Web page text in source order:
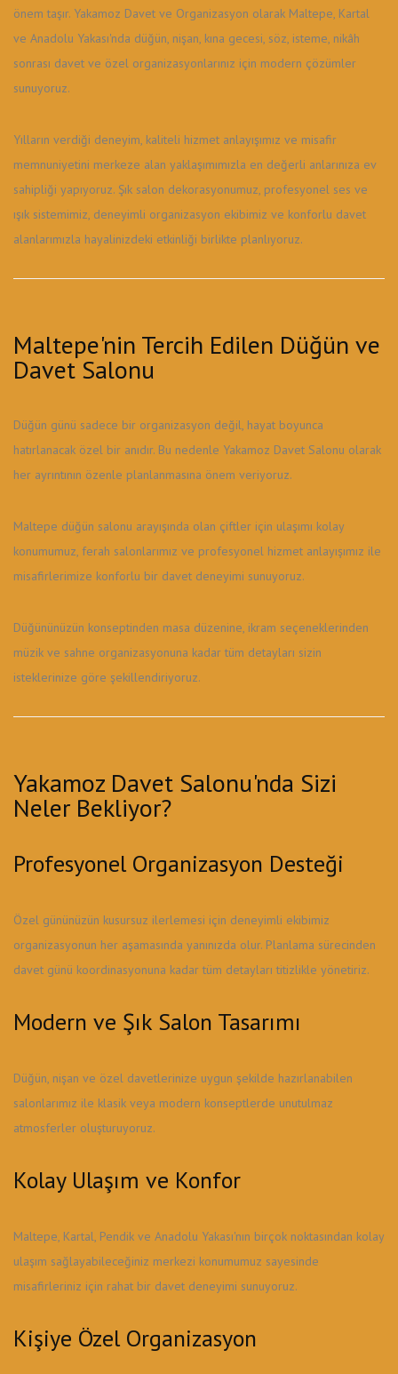
önem taşır. Yakamoz Davet ve Organizasyon olarak Maltepe, Kartal
ve Anadolu Yakası'nda düğün, nişan, kına gecesi, söz, isteme, nikâh
sonrası davet ve özel organizasyonlarınız için modern çözümler
sunuyoruz.
Yılların verdiği deneyim, kaliteli hizmet anlayışımız ve misafir
memnuniyetini merkeze alan yaklaşımımızla en değerli anlarınıza ev
sahipliği yapıyoruz. Şık salon dekorasyonumuz, profesyonel ses ve
ışık sistemimiz, deneyimli organizasyon ekibimiz ve konforlu davet
alanlarımızla hayalinizdeki etkinliği birlikte planlıyoruz.
Maltepe'nin Tercih Edilen Düğün ve
Davet Salonu
Düğün günü sadece bir organizasyon değil, hayat boyunca
hatırlanacak özel bir anıdır. Bu nedenle Yakamoz Davet Salonu olarak
her ayrıntının özenle planlanmasına önem veriyoruz.
Maltepe düğün salonu arayışında olan çiftler için ulaşımı kolay
konumumuz, ferah salonlarımız ve profesyonel hizmet anlayışımız ile
misafirlerimize konforlu bir davet deneyimi sunuyoruz.
Düğününüzün konseptinden masa düzenine, ikram seçeneklerinden
müzik ve sahne organizasyonuna kadar tüm detayları sizin
isteklerinize göre şekillendiriyoruz.
Yakamoz Davet Salonu'nda Sizi
Neler Bekliyor?
Profesyonel Organizasyon Desteği
Özel gününüzün kusursuz ilerlemesi için deneyimli ekibimiz
organizasyonun her aşamasında yanınızda olur. Planlama sürecinden
davet günü koordinasyonuna kadar tüm detayları titizlikle yönetiriz.
Modern ve Şık Salon Tasarımı
Düğün, nişan ve özel davetlerinize uygun şekilde hazırlanabilen
salonlarımız ile klasik veya modern konseptlerde unutulmaz
atmosferler oluşturuyoruz.
Kolay Ulaşım ve Konfor
Maltepe, Kartal, Pendik ve Anadolu Yakası'nın birçok noktasından kolay
ulaşım sağlayabileceğiniz merkezi konumumuz sayesinde
misafirleriniz için rahat bir davet deneyimi sunuyoruz.
Kişiye Özel Organizasyon